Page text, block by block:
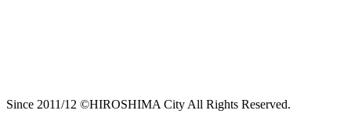
Since 2011/12 ©HIROSHIMA City All Rights Reserved.